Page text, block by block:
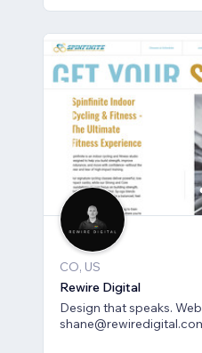
CO, US
Rewire Digital
Design that speaks.